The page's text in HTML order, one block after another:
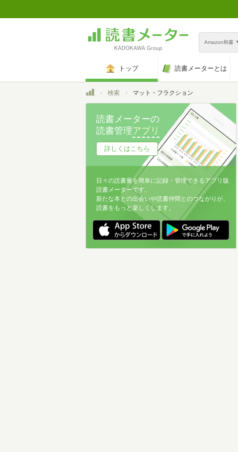
Amazon和書
トップ 読書メーターとは
トップ検索 マット・フラクション
読書メーターの
読書管理アプリ
詳しくはこちら
日々の読書量を簡単に記録・管理できるアプリ版
読書メーターです。
新たな本との出会いや読書仲間とのつながりが、
読書をもっと楽しくします。